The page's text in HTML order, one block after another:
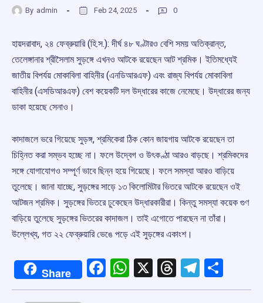
By admin Feb 24, 2025 0
হায়দরাবাদ, ২৪ ফেব্রুয়ারি (হি.স.): দীর্ঘ ৪৮ ঘণ্টারও বেশি সময় অতিক্রান্ত,
তেলেঙ্গানার শ্রীসৈলাম সুড়ঙ্গে এখনও আটকে রয়েছেন আট শ্রমিক। ইতিমধ্যেই
জাতীয় বিপর্যয় মোকাবিলা বাহিনীর (এনডিআরএফ) এবং রাজ্য বিপর্যয় মোকাবিলা
বাহিনীর (এসডিআরএফ) বেশ কয়েকটি দল উদ্ধারের কাজে নেমেছে। উদ্ধারের জন্য
ডাকা হয়েছে সেনাও।
কাদাজলে ভরে গিয়েছে সুড়ঙ্গ, শ্রমিকেরা ঠিক কোন জায়গায় আটকে রয়েছেন তা
চিহ্নিত করা সম্ভব হচ্ছে না। ফলে উদ্বেগ ও উৎকণ্ঠা আরও বাড়ছে। শ্রমিকদের
সঙ্গে যোগাযোগও সম্পূর্ণ ভাবে ছিন্ন হয়ে গিয়েছে। ফলে সমস্যা আরও বাড়িয়ে
তুলেছে। জানা যাচ্ছে, সুড়ঙ্গের সাড়ে ১৩ কিলোমিটার ভিতরে আটকে রয়েছেন ওই
আটজন শ্রমিক। সুড়ঙ্গের ভিতরে ঢুকেছেন উদ্ধারকারীরা। কিন্তু সমস্যা কয়েক গুণ
বাড়িয়ে তুলেছে সুড়ঙ্গের ভিতরের কাদাজল। তাই এগোতে পারছেন না তাঁরা।
উল্লেখ্য, গত ২২ ফেব্রুয়ারি ভেঙে পড়ে এই সুড়ঙ্গের একাংশ।
Share Facebook
WhatsApp
X Threads